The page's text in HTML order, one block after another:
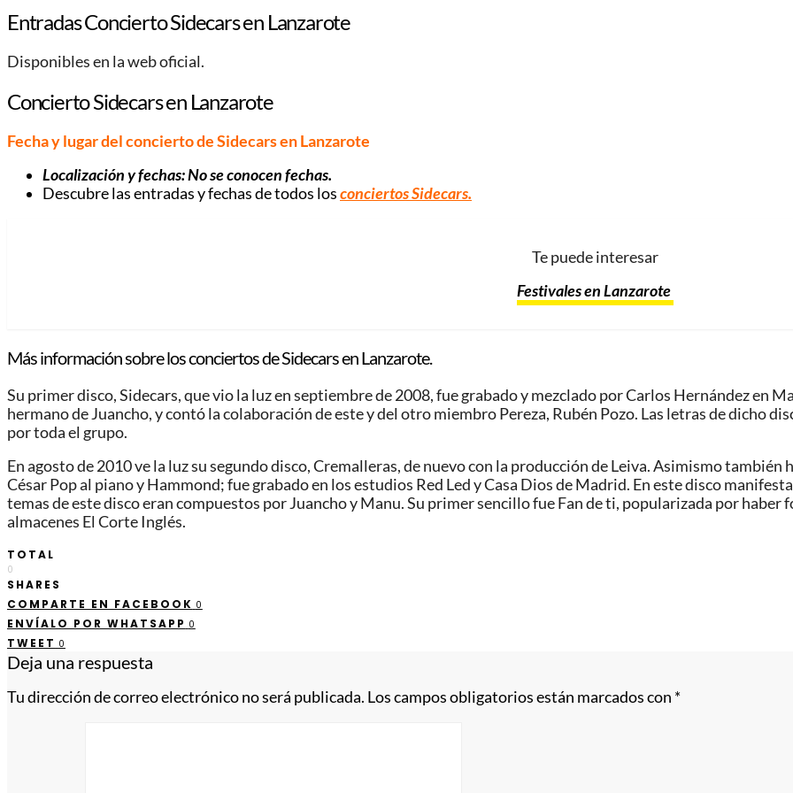
Entradas Concierto Sidecars en Lanzarote
Disponibles en la web oficial.
Concierto Sidecars en Lanzarote
Fecha y lugar del concierto de Sidecars en Lanzarote
Localización y fechas: No se conocen fechas.
Descubre las entradas y fechas de todos losconciertos Sidecars.
Te puede interesar
Festivales en Lanzarote
Más información sobre los conciertos de Sidecars en Lanzarote.
Su primer disco, Sidecars, que vio la luz en septiembre de 2008, fue grabado y mezclado por Carlos Hernández en
hermano de Juancho, y contó la colaboración de este y del otro miembro Pereza, Rubén Pozo. Las letras de dicho
por toda el grupo.
En agosto de 2010 ve la luz su segundo disco, Cremalleras, de nuevo con la producción de Leiva. Asimismo
César Pop al piano y Hammond; fue grabado en los estudios Red Led y Casa Dios de Madrid. En este disco
temas de este disco eran compuestos por Juancho y Manu. Su primer sencillo fue Fan de ti, popularizada por
almacenes El Corte Inglés.
TOTAL
0
SHARES
COMPARTE EN FACEBOOK 0
ENVÍALO POR WHATSAPP 0
TWEET 0
Deja una respuesta
Tu dirección de correo electrónico no será publicada. Los campos obligatorios están marcados con *